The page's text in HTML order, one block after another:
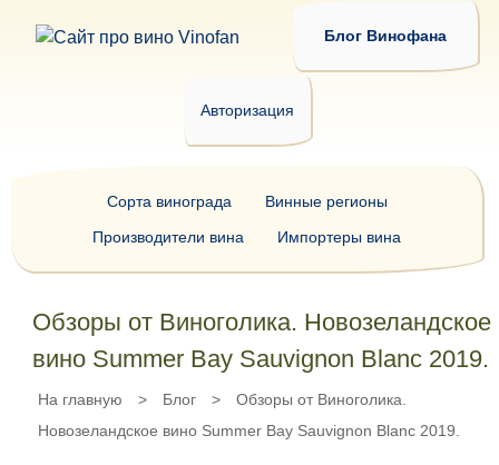
Блог Винофана
Авторизация
Обзоры от Виноголика. Новозеландское
вино Summer Bay Sauvignon Blanc 2019.
На главную > Блог >
Обзоры от Виноголика.
Новозеландское вино Summer Bay Sauvignon Blanc 2019.
Сорта винограда
Винные регионы
Производители вина
Импортеры вина